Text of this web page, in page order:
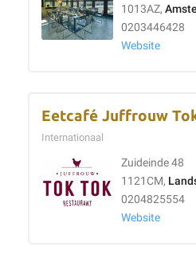
1013AZ,
0203446428
Website
Eetcafé Juffrouw
Internationaal
Zuideinde 48
1121CM,
0204825554
Website